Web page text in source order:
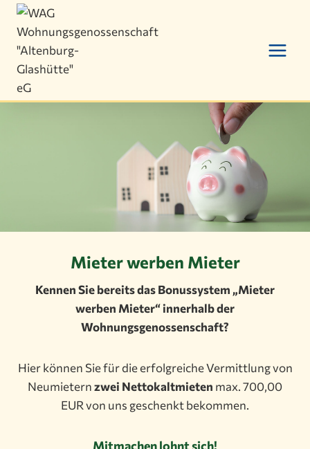
Zum
Inhalt
springen
Mieter werben Mieter
Kennen Sie bereits das Bonussystem „Mieter
werben Mieter“ innerhalb der
Wohnungsgenossenschaft?
Hier können Sie für die erfolgreiche Vermittlung von
Neumieternzwei Nettokaltmieten max. 700,00
EUR von uns geschenkt bekommen.
Mitmachen lohnt sich!